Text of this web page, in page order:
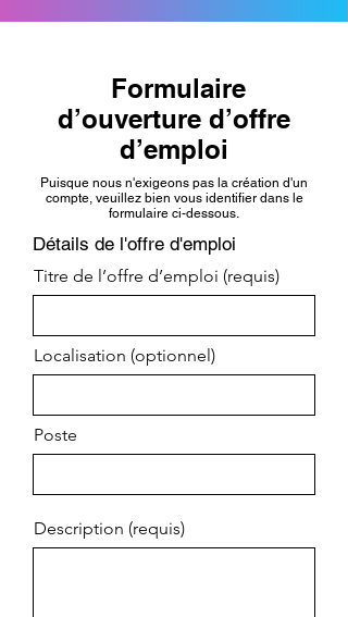
Formulaire
d’ouverture d’offre
d’emploi
Puisque nous n'exigeons pas la création d'un
compte, veuillez bien vous identifier dans le
formulaire ci-dessous.
Détails de l'offre d'emploi
Titre de l’offre d’emploi (requis)
Localisation (optionnel)
Poste
Description (requis)